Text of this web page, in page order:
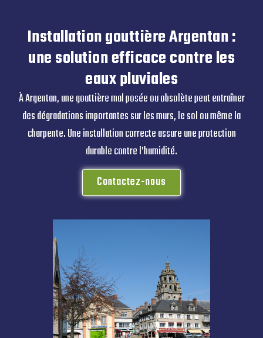
Installation gouttière Argentan :
une solution efficace contre les
eaux pluviales
À Argentan, une gouttière mal posée ou obsolète peut entraîner
des dégradations importantes sur les murs, le sol ou même la
charpente. Une installation correcte assure une protection
durable contre l’humidité.
Contactez-nous